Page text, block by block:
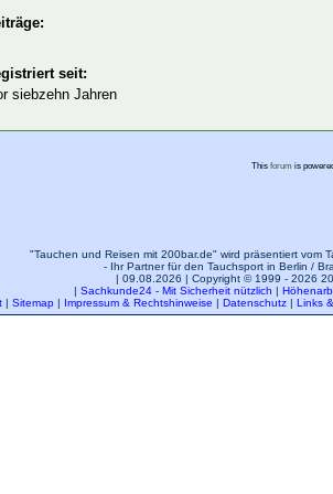
seit:
siebzehn Jahren
This forumis
"Tauchen und Reisen mit 200bar.de" wird präsentiert vom
- Ihr Partner für den Tauchsport in Berlin /
| 09.08.2026 | Copyright © 1999 - 2026
| Sachkunde24 - Mit Sicherheit nützlich |
| Sitemap| Impressum & Rechtshinweise | Datenschutz| Links